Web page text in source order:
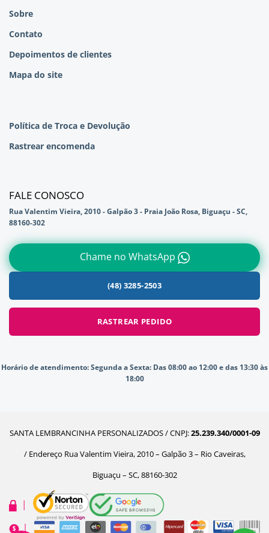
Sobre
Contato
Depoimentos de clientes
Mapa do site
Política de Troca e Devolução
Rastrear encomenda
FALE CONOSCO
Rua Valentim Vieira, 2010 - Galpão 3 - Praia João Rosa, Biguaçu - SC,
88160-302
Chame no WhatsApp
(48) 3285-2503
RASTREAR PEDIDO
Horário de atendimento:Segunda a Sexta: Das 08:00 ao 12:00 e das 13:30 às
18:00
SANTA LEMBRANCINHA PERSONALIZADOS / CNPJ:25.239.340/0001-09
/ Endereço Rua Valentim Vieira, 2010 – Galpão 3 – Rio Caveiras,
Biguaçu – SC, 88160-302